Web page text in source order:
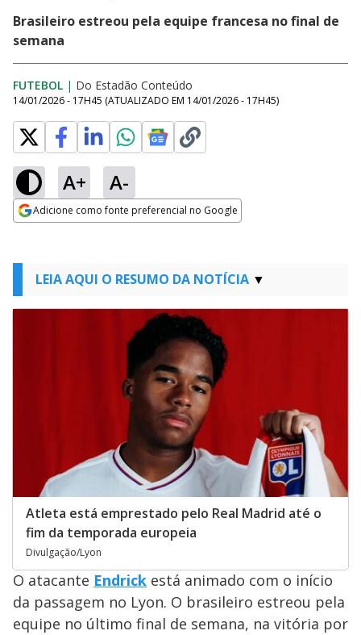
Brasileiro estreou pela equipe francesa no final de
semana
FUTEBOL | Do Estadão Conteúdo
14/01/2026 - 17H45 (ATUALIZADO EM 14/01/2026 - 17H45)
A+ A-
Adicione como fonte preferencial no Google
LEIA AQUI O RESUMO DA NOTÍCIA
Atleta está emprestado pelo Real Madrid até o
fim da temporada europeia
Divulgação/Lyon
O atacante Endrick está animado com o início
da passagem no Lyon. O brasileiro estreou pela
equipe no último final de semana, na vitória por